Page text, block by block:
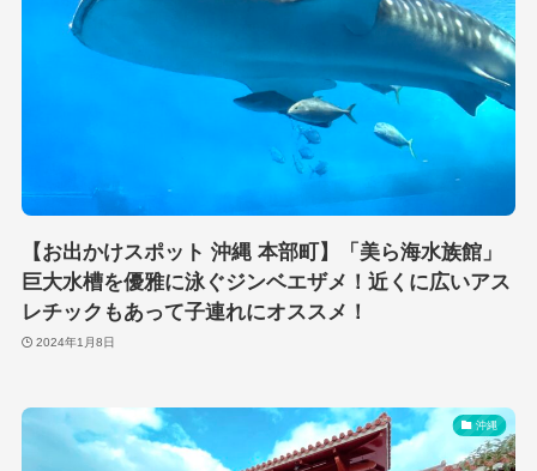
【お出かけスポット 沖縄 本部町】「美ら海水族館」
巨大水槽を優雅に泳ぐジンベエザメ！近くに広いアス
レチックもあって子連れにオススメ！
2024年1月8日
沖縄